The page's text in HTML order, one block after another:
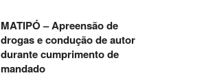
MATIPÓ – Apreensão de
drogas e condução de autor
durante cumprimento de
mandado